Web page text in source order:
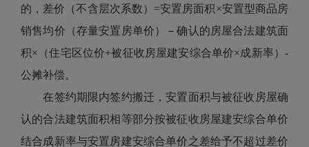
的，差价（不含层次系数）=安置房面积×安置型商品房
销售均价（存量安置房单价）－确认的房屋合法建筑面
积×（住宅区位价+被征收房屋建安综合单价×成新率）-
公摊补偿。
在签约期限内签约搬迁，安置面积与被征收房屋确
认的合法建筑面积相等部分按被征收房屋建安综合单价
结合成新率与安置房建安综合单价之差给予不超过差价